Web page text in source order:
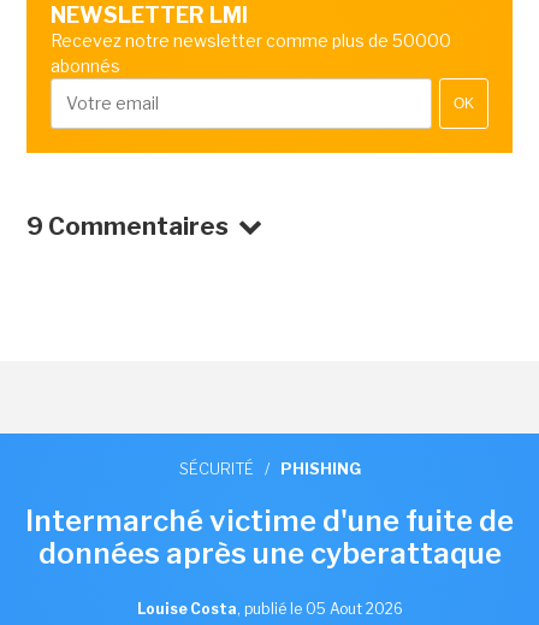
NEWSLETTER LMI
Recevez notre newsletter comme plus de 50000
abonnés
OK
9 Commentaires
SÉCURITÉ / PHISHING
Intermarché victime d'une fuite de
données après une cyberattaque
Louise Costa, publié le 05 Aout 2026